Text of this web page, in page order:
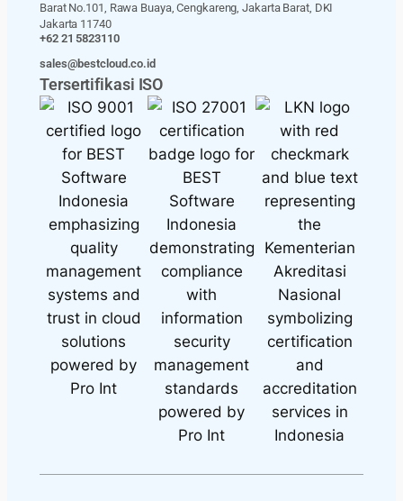
Barat No.101, Rawa Buaya, Cengkareng, Jakarta Barat, DKI
Jakarta 11740
+62 21 5823110
sales@bestcloud.co.id
Tersertifikasi ISO